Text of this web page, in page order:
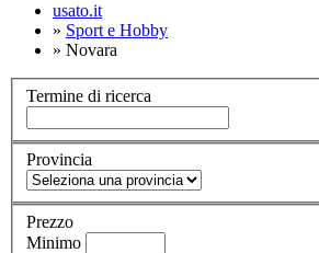
usato.it
» Sport e Hobby
» Novara
Termine di ricerca
Provincia
Prezzo
Minimo